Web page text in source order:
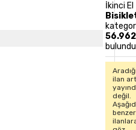
İkinci El
56.962
bulundu
ilan
değil.
benzer